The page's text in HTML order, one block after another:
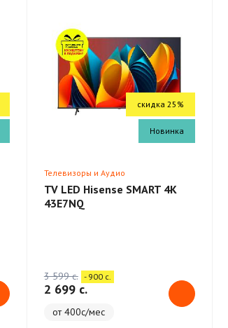
скидка 25%
Новинка
Телевизоры и Аудио
TV LED Hisense SMART 4K
43E7NQ
3 599 c. - 900 c.
2 699 c.
от 400с/мес